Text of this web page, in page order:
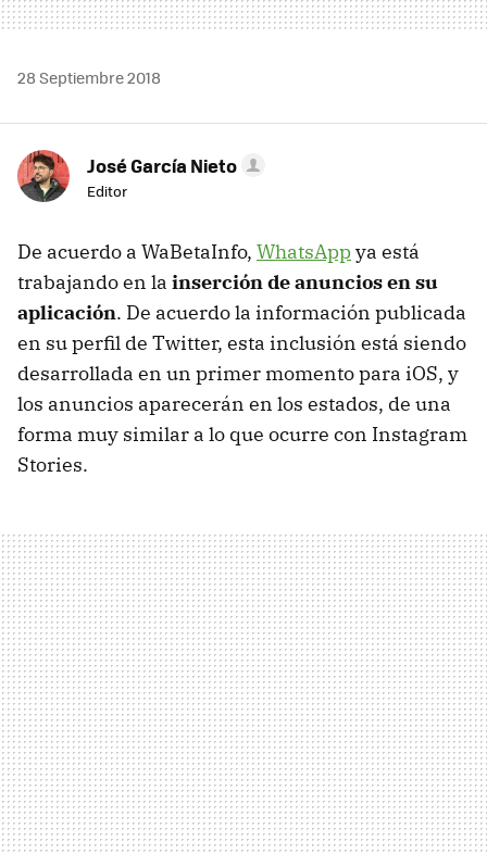
28 Septiembre 2018
José García Nieto
Editor
De acuerdo a WaBetaInfo, WhatsAppya está
trabajando en la inserción de anuncios en su
aplicación. De acuerdo la información publicada
en su perfil de Twitter, esta inclusión está siendo
desarrollada en un primer momento para iOS, y
los anuncios aparecerán en los estados, de una
forma muy similar a lo que ocurre con Instagram
Stories.